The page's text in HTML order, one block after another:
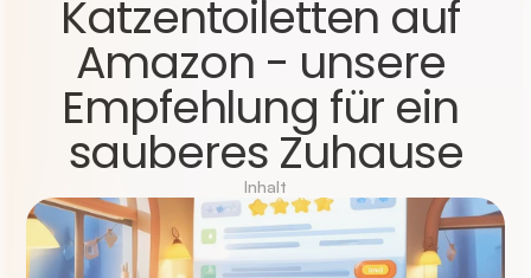
Blog
Über uns
Dienstleistungen
Katzentoiletten auf
Amazon - unsere
Empfehlung für ein
sauberes Zuhause
Inhalt